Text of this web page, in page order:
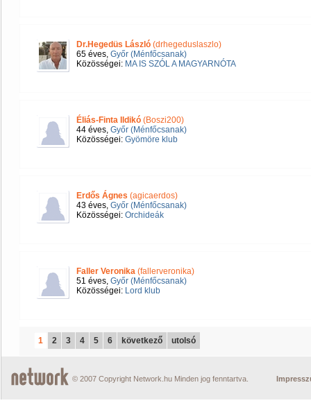
Dr.Hegedüs László (drhegeduslaszlo)
65 éves, Győr (Ménfőcsanak)
Közösségei: MA IS SZÓL A MAGYARNÓTA
Éliás-Finta Ildikó (Boszi200)
44 éves, Győr (Ménfőcsanak)
Közösségei: Gyömöre klub
Erdős Ágnes (agicaerdos)
43 éves, Győr (Ménfőcsanak)
Közösségei: Orchideák
Faller Veronika (fallerveronika)
51 éves, Győr (Ménfőcsanak)
Közösségei: Lord klub
1 2 3 4 5 6 következő utolsó
© 2007 Copyright Network.hu Minden jog fenntartva.